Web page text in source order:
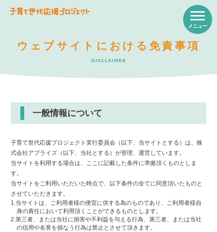
ウェブサイトにおける免責事項
DISCLAIMER
一般情報について
子育て世代応援プロジェクト実行委員会（以下、当サイトとする）は、株
式会社アプライズ（以下、当社とする）が管理、運営しています。
当サイトを利用する場合は、ここに記載した条件に準拠頂くものとしま
す。
当サイトをご利用いただいた時点で、以下条件の全てに同意頂いたものと
させていただきます。
1.当サイトは、ご利用者様の便宜に供する為のものであり、ご利用者様自
身の責任において利用頂くことができるものとします。
2.第三者、または当社に損害や不利益を与える行為、第三者、または当社
の信用や名誉を損なう行為は禁止とさせて頂きます。